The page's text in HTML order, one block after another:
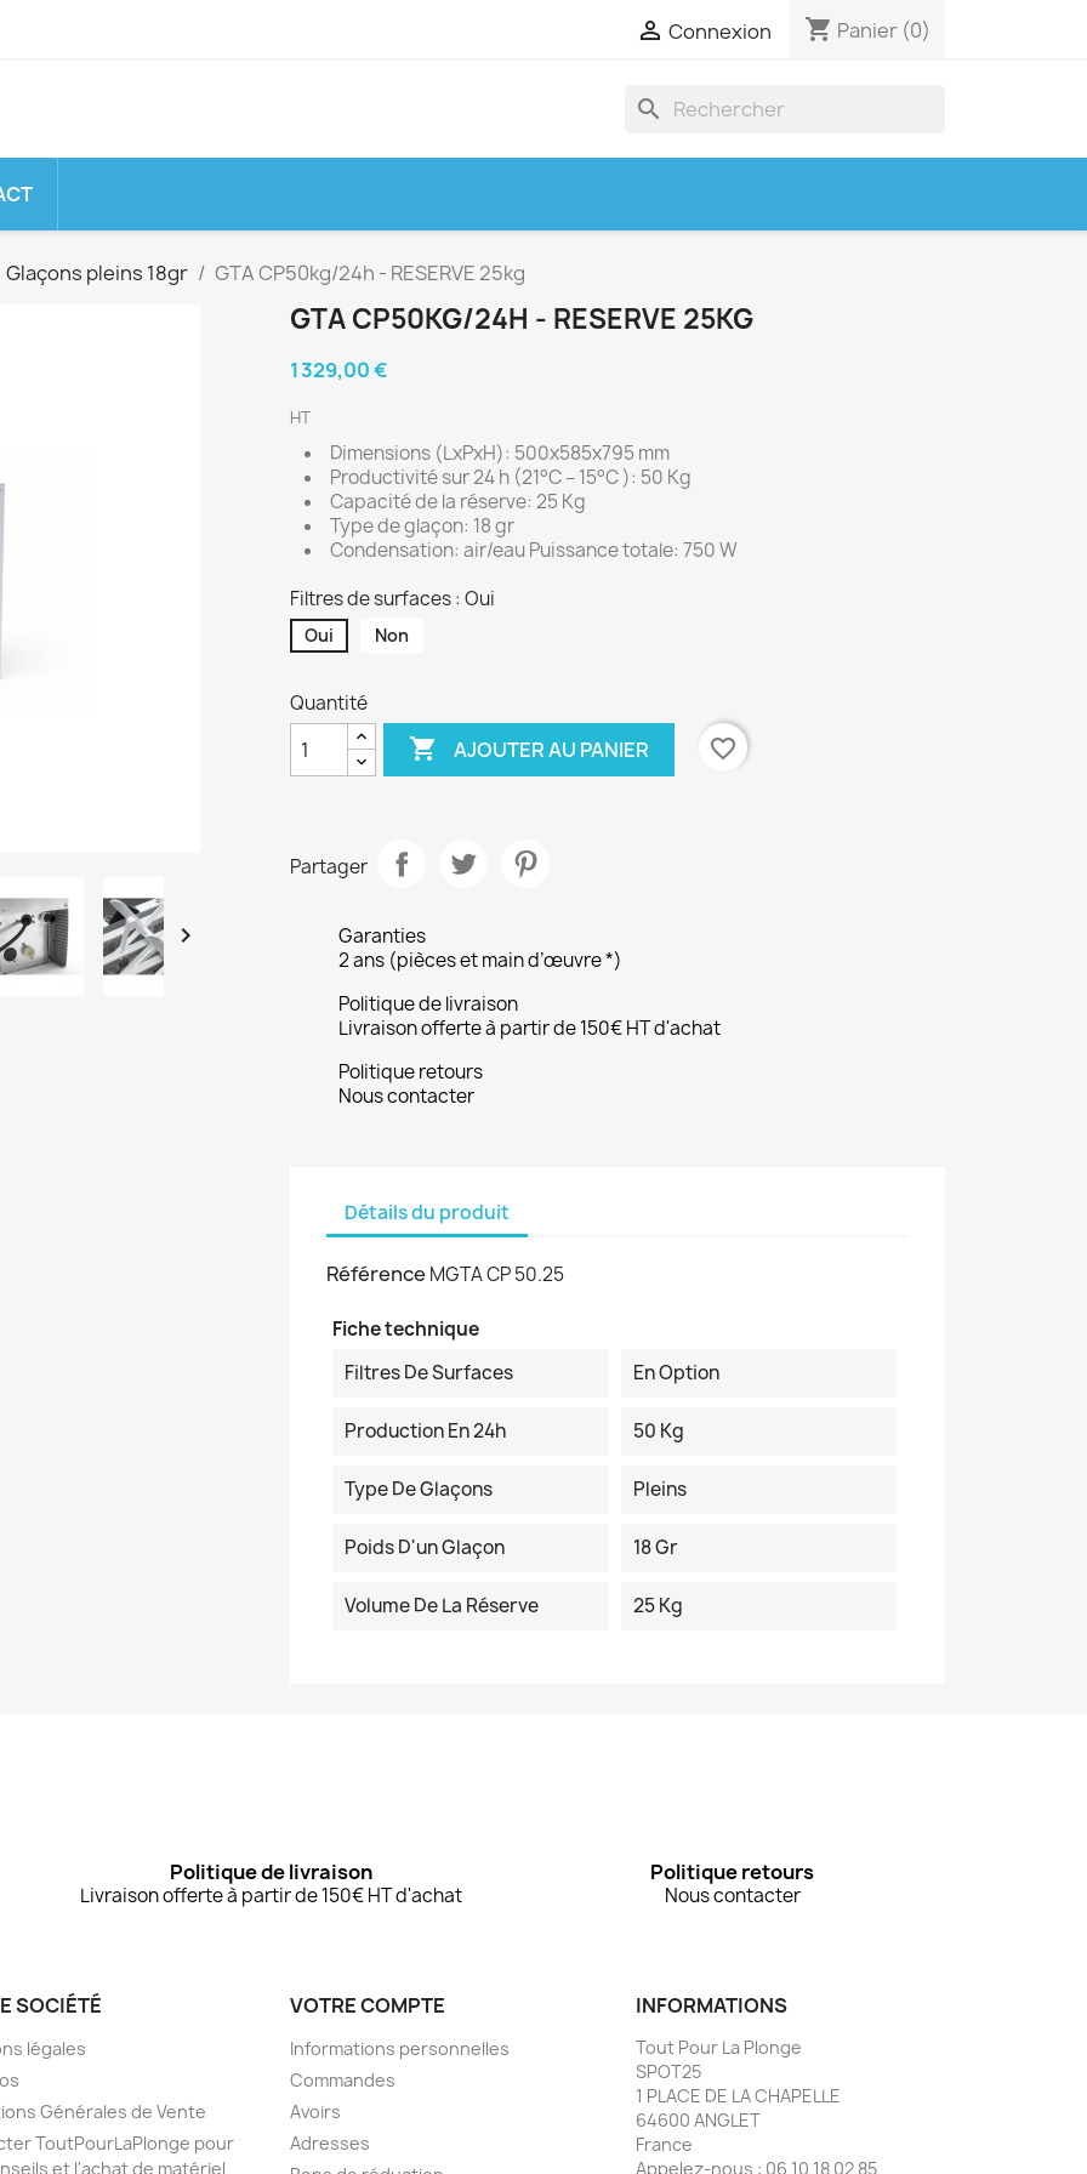
 Connexion shopping_cart Panier (0)
search
Glaçons pleins 18gr GTA CP50kg/24h - RESERVE 25kg

GTA CP50KG/24H - RESERVE 25KG
1 329,00 €
HT
Dimensions (LxPxH): 500x585x795 mm
Productivité sur 24 h (21°C – 15°C ): 50 Kg
Capacité de la réserve: 25 Kg
Type de glaçon: 18 gr
Condensation: air/eau Puissance totale: 750 W
Filtres de surfaces : Oui
Oui Non
Quantité
 AJOUTER AU PANIER favorite_border
Partager
Garanties
2 ans (pièces et main d’œuvre *)
Politique de livraison
Livraison offerte à partir de 150€ HT d'achat
Politique retours
Nous contacter
Détails du produit
Référence MGTA CP 50.25
Fiche technique
Filtres De Surfaces
En Option
Production En 24h 50 Kg
Type De Glaçons Pleins
Poids D'un Glaçon 18 Gr
Volume De La Réserve 25 Kg
Politique de livraison
Livraison offerte à partir de 150€ HT d'achat
Politique retours
Nous contacter
SOCIÉTÉ
légales
Générales de Vente
ToutPourLaPlonge pour
et l'achat de matériel
VOTRE COMPTE
Informations personnelles
Commandes
Avoirs
Adresses
INFORMATIONS
Tout Pour La Plonge
SPOT25
1 PLACE DE LA CHAPELLE
64600 ANGLET
France
Appelez-nous : 06 10 18 02 85